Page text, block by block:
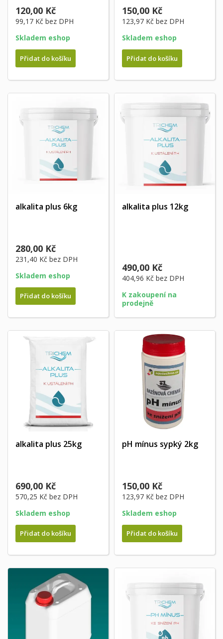
120,00 Kč
99,17 Kč bez DPH
Skladem eshop
Přidat do košíku
150,00 Kč
123,97 Kč bez DPH
Skladem eshop
Přidat do košíku
alkalita plus 6kg
280,00 Kč
231,40 Kč bez DPH
Skladem eshop
Přidat do košíku
alkalita plus 12kg
490,00 Kč
404,96 Kč bez DPH
K zakoupení na
prodejně
alkalita plus 25kg
690,00 Kč
570,25 Kč bez DPH
Skladem eshop
Přidat do košíku
pH mínus sypký 2kg
150,00 Kč
123,97 Kč bez DPH
Skladem eshop
Přidat do košíku